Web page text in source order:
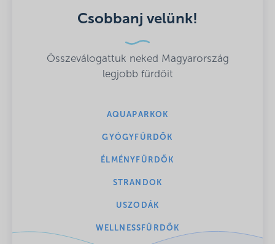
Csobbanj velünk!
Összeválogattuk neked Magyarország
legjobb fürdőit
AQUAPARKOK
GYÓGYFÜRDŐK
ÉLMÉNYFÜRDŐK
STRANDOK
USZODÁK
WELLNESSFÜRDŐK